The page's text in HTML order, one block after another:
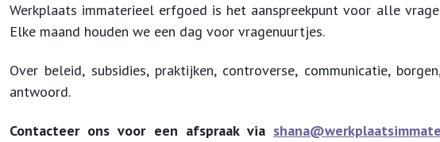
Werkplaats immaterieel erfgoed is het aanspreekpunt voor alle
Elke maand houden we een dag voor vragenuurtjes.
Over beleid, subsidies, praktijken, controverse, communicatie,
antwoord.
Contacteer ons voor een afspraak via